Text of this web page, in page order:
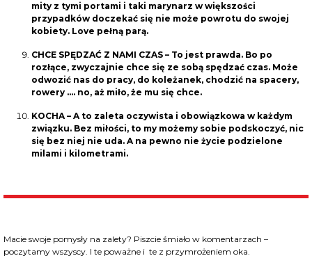
mity z tymi portami i taki marynarz w większości
przypadków doczekać się nie może powrotu do swojej
kobiety. Love pełną parą.
CHCE SPĘDZAĆ Z NAMI CZAS – To jest prawda. Bo po
rozłące, zwyczajnie chce się ze sobą spędzać czas. Może
odwozić nas do pracy, do koleżanek, chodzić na spacery,
rowery …. no, aż miło, że mu się chce.
KOCHA – A to zaleta oczywista i obowiązkowa w każdym
związku. Bez miłości, to my możemy sobie podskoczyć, nic
się bez niej nie uda. A na pewno nie życie podzielone
milami i kilometrami.
Macie swoje pomysły na zalety? Piszcie śmiało w komentarzach –
poczytamy wszyscy. I te poważne i te z przymrożeniem oka.